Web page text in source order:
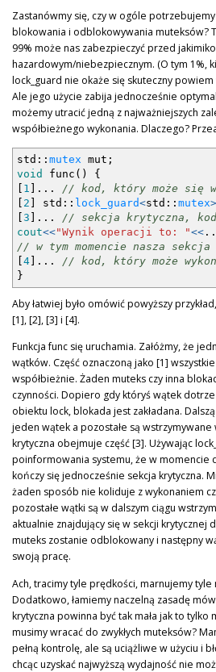
Zastanówmy się, czy w ogóle
blokowania i odblokowywania muteksów?
99% może nas zabezpieczyć przed
hazardowym/niebezpiecznym. (O tym 1%,
lock_guard nie okaże się skuteczny powiem
Ale jego użycie zabija jednocześnie
możemy utracić jedną z najważniejszych
współbieżnego wykonania. Dlaczego?
std :: mutex mut ;
void
func ( )
{
1 ... // kod, który może się
2 std :: lock_guard<std :: mutex>
3 ... // sekcja krytyczna, kod
cout<<"Wynik operacji to: "<<
// w tym momencie nasza
4 ... // kod, który może
}
Aby łatwiej było omówić powyższy
[1], [2], [3] i [4].
Funkcja func się uruchamia. Załóżmy, że
wątków. Część oznaczoną jako [1]
współbieżnie. Żaden muteks czy inna
czynności. Dopiero gdy któryś wątek
obiektu lock, blokada jest zakładana.
jeden wątek a pozostałe są wstrzymywane
krytyczna obejmuje część [3]. Używając
poinformowania systemu, że w momencie
kończy się jednocześnie sekcja krytyczna.
żaden sposób nie koliduje z wykonaniem
pozostałe wątki są w dalszym ciągu
aktualnie znajdujący się w sekcji krytycznej
muteks zostanie odblokowany i następny
swoją pracę.
Ach, tracimy tyle prędkości, marnujemy
Dodatkowo, łamiemy naczelną zasadę
krytyczna powinna być tak mała jak to tylko
musimy wracać do zwykłych muteksów?
pełną kontrolę, ale są uciążliwe w użyciu i
chcąc uzyskać najwyższą wydajność nie